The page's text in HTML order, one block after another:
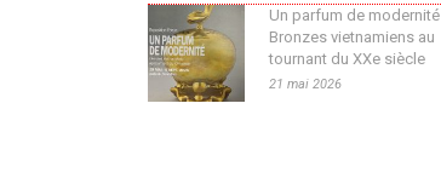
Un parfum de modernité
Bronzes vietnamiens au
tournant du XXe siècle
21 mai 2026